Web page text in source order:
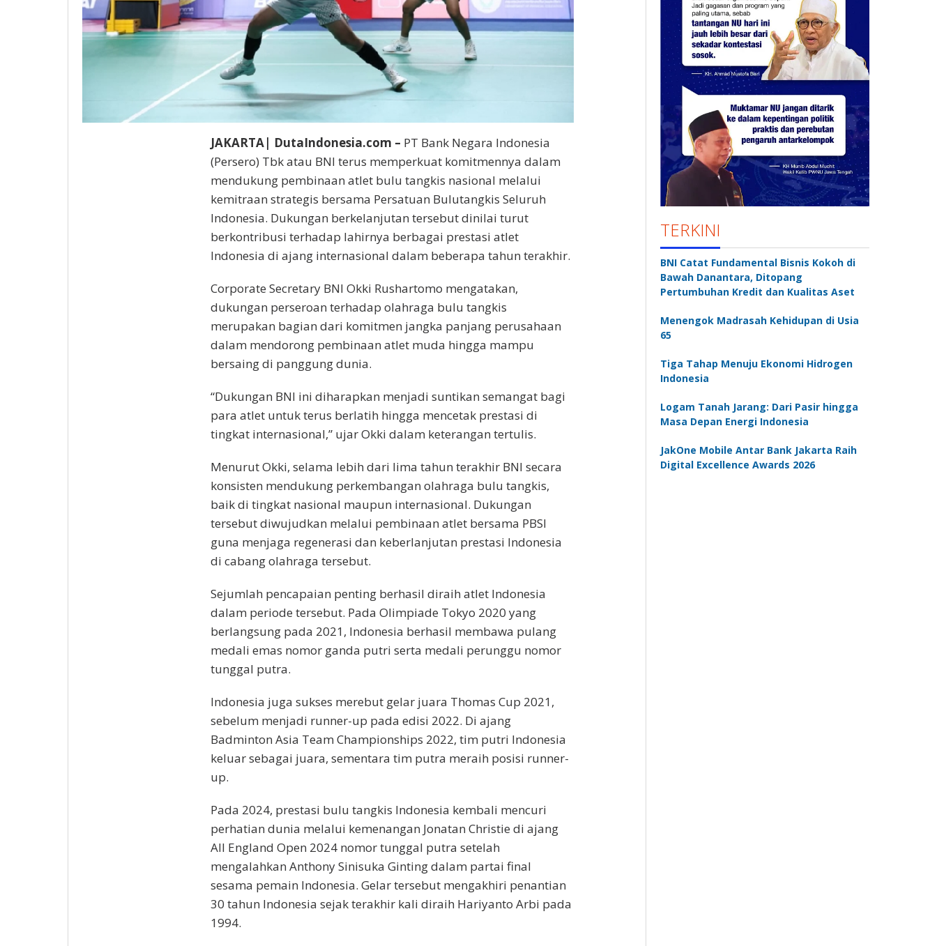
JAKARTA| DutaIndonesia.com – PT Bank Negara Indonesia
(Persero) Tbk atau BNI terus memperkuat komitmennya dalam
mendukung pembinaan atlet bulu tangkis nasional melalui
kemitraan strategis bersama Persatuan Bulutangkis Seluruh
Indonesia. Dukungan berkelanjutan tersebut dinilai turut
berkontribusi terhadap lahirnya berbagai prestasi atlet
Indonesia di ajang internasional dalam beberapa tahun terakhir.
Corporate Secretary BNI Okki Rushartomo mengatakan,
dukungan perseroan terhadap olahraga bulu tangkis
merupakan bagian dari komitmen jangka panjang perusahaan
dalam mendorong pembinaan atlet muda hingga mampu
bersaing di panggung dunia.
“Dukungan BNI ini diharapkan menjadi suntikan semangat bagi
para atlet untuk terus berlatih hingga mencetak prestasi di
tingkat internasional,” ujar Okki dalam keterangan tertulis.
Menurut Okki, selama lebih dari lima tahun terakhir BNI secara
konsisten mendukung perkembangan olahraga bulu tangkis,
baik di tingkat nasional maupun internasional. Dukungan
tersebut diwujudkan melalui pembinaan atlet bersama PBSI
guna menjaga regenerasi dan keberlanjutan prestasi Indonesia
di cabang olahraga tersebut.
Sejumlah pencapaian penting berhasil diraih atlet Indonesia
dalam periode tersebut. Pada Olimpiade Tokyo 2020 yang
berlangsung pada 2021, Indonesia berhasil membawa pulang
medali emas nomor ganda putri serta medali perunggu nomor
tunggal putra.
Indonesia juga sukses merebut gelar juara Thomas Cup 2021,
sebelum menjadi runner-up pada edisi 2022. Di ajang
Badminton Asia Team Championships 2022, tim putri Indonesia
keluar sebagai juara, sementara tim putra meraih posisi runner-
up.
Pada 2024, prestasi bulu tangkis Indonesia kembali mencuri
perhatian dunia melalui kemenangan Jonatan Christie di ajang
All England Open 2024 nomor tunggal putra setelah
mengalahkan Anthony Sinisuka Ginting dalam partai final
sesama pemain Indonesia. Gelar tersebut mengakhiri penantian
30 tahun Indonesia sejak terakhir kali diraih Hariyanto Arbi pada
1994.
TERKINI
BNI Catat Fundamental Bisnis Kokoh di
Bawah Danantara, Ditopang
Pertumbuhan Kredit dan Kualitas Aset
Menengok Madrasah Kehidupan di Usia
65
Tiga Tahap Menuju Ekonomi Hidrogen
Indonesia
Logam Tanah Jarang: Dari Pasir hingga
Masa Depan Energi Indonesia
JakOne Mobile Antar Bank Jakarta Raih
Digital Excellence Awards 2026